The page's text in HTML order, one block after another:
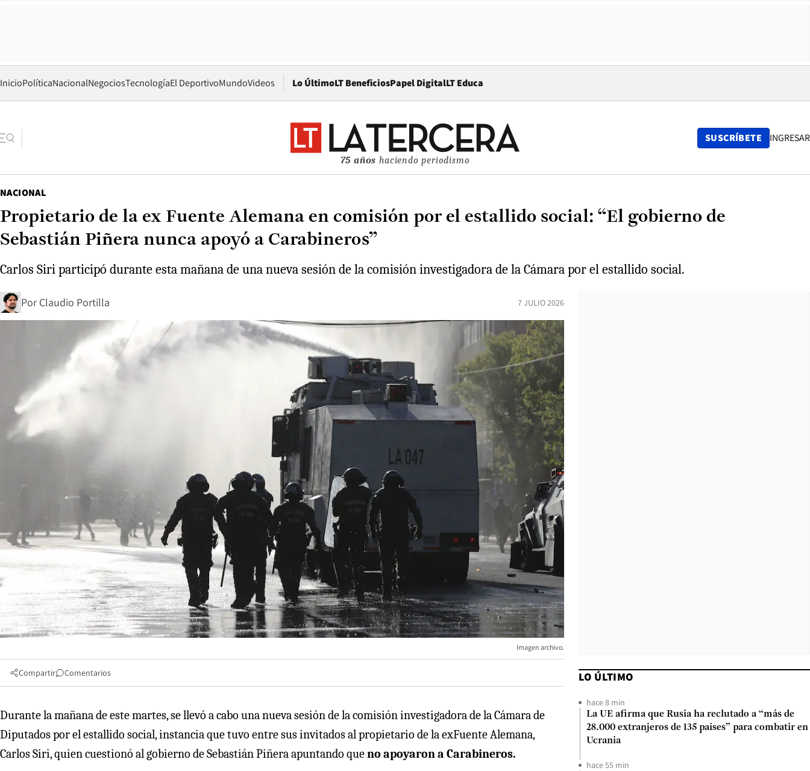
InicioPolíticaNacionalNegociosTecnologíaEl DeportivoMundoVideos Lo ÚltimoLT BeneficiosPapel DigitalOpens in new window
LT Educa
75 años haciendo periodismo
SUSCRÍBETE INGRESAR
NACIONAL
Propietario de la ex Fuente Alemana en comisión por el estallido social: “El gobierno de
Sebastián Piñera nunca apoyó a Carabineros”
Carlos Siri participó durante esta mañana de una nueva sesión de la comisión investigadora de la Cámara por el estallido social.
Por Claudio Portilla 7 JULIO 2026
Imagen archivo.
Compartir Comentarios
Durante la mañana de este martes, se llevó a cabo una nueva sesión de la comisión investigadora de la Cámara de
Diputados por el estallido social, instancia que tuvo entre sus invitados al propietario de la exFuente Alemana,
Carlos Siri, quien cuestionó al gobierno de Sebastián Piñera apuntando queno apoyaron a Carabineros.
LO ÚLTIMO
hace 8 min
La UE afirma que Rusia ha reclutado a “más de
28.000 extranjeros de 135 países” para combatir en
Ucrania
hace 55 min